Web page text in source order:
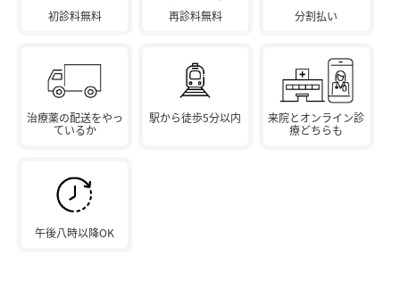
初診料無料 再診料無料 分割払い
治療薬の配送をやっ
ているか
駅から徒歩5分以内
来院とオンライン診
療どちらも
午後八時以降OK